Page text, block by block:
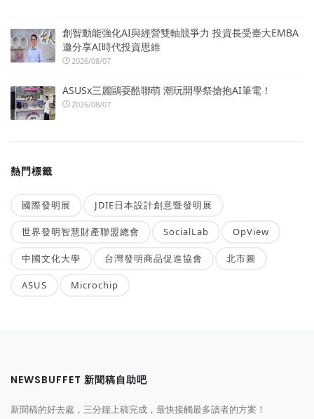
創智動能強化AI與經營雙軸競爭力 投資長受臺大EMBA
邀分享AI時代投資思維
2026/08/07
ASUSx三麗鷗耍酷聯萌 潮玩開學祭搶抱AI筆電！
2026/08/07
熱門標籤
國際發明展 JDIE日本設計創意暨發明展
世界發明智慧財產聯盟總會 SocialLab OpView
中國文化大學 台灣發明商品促進協會 北市圖
ASUS Microchip
NEWSBUFFET 新聞稿自助吧
新聞稿的好去處，三分鐘上稿完成，最快接觸最多讀者的方案！